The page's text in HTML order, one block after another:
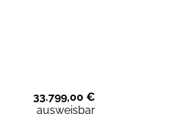
33.799,00 €
ausweisbar